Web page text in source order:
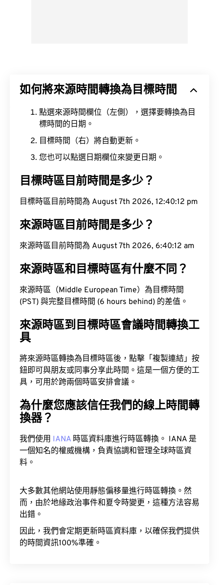
如何將來源時間轉換為目標時間
點選來源時間欄位（左側），選擇要轉換為目
標時間的日期。
目標時間（右）將自動更新。
您也可以點選日期欄位來變更日期。
目標時區目前時間是多少？
目標時區目前時間為 August 7th 2026, 12:40:13 pm
來源時區目前時間是多少？
來源時區目前時間為 August 7th 2026, 6:40:13 am
來源時區和目標時區有什麼不同？
來源時區（Middle European Time）為目標時間
(PST) 與完整目標時間 (6 hours behind) 的差值。
來源時區到目標時區會議時間轉換工
具
將來源時區轉換為目標時區後，點擊「複製連結」按
鈕即可與朋友或同事分享此時間。這是一個方便的工
具，可用於跨兩個時區安排會議。
為什麼您應該信任我們的線上時間轉
換器？
我們使用 IANA 時區資料庫進行時區轉換。 IANA 是
一個知名的權威機構，負責協調和管理全球時區資
料。
大多數其他網站使用靜態偏移量進行時區轉換。然
而，由於地緣政治事件和夏令時變更，這種方法容易
出錯。
因此，我們會定期更新時區資料庫，以確保我們提供
的時間資訊100%準確。